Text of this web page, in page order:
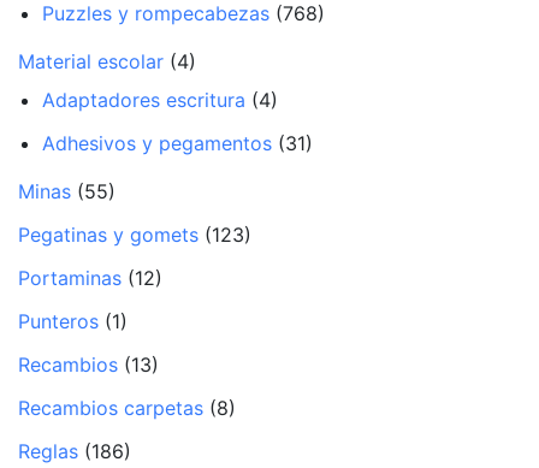
Puzzles y rompecabezas (768)
Material escolar (4)
Adaptadores escritura (4)
Adhesivos y pegamentos (31)
Minas (55)
Pegatinas y gomets (123)
Portaminas (12)
Punteros (1)
Recambios (13)
Recambios carpetas (8)
Reglas (186)